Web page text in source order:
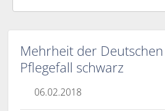
Mehrheit der
Pflegefall schwarz
06.02.2018